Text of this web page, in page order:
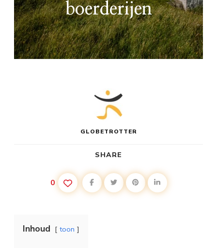
boerderijen
GLOBETROTTER
SHARE
0
Inhoud toon